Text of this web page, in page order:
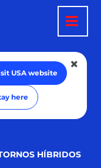
USA website
here
HÍBRIDOS